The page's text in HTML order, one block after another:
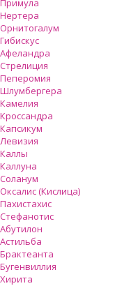
Примула
Нертера
Орнитогалум
Гибискус
Афеландра
Стрелиция
Пеперомия
Шлумбергера
Камелия
Кроссандра
Капсикум
Левизия
Каллы
Каллуна
Соланум
Оксалис (Кислица)
Пахистахис
Стефанотис
Абутилон
Астильба
Брактеанта
Бугенвиллия
Хирита